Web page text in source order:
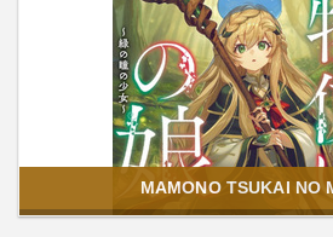
MAMONO TSUKAI NO